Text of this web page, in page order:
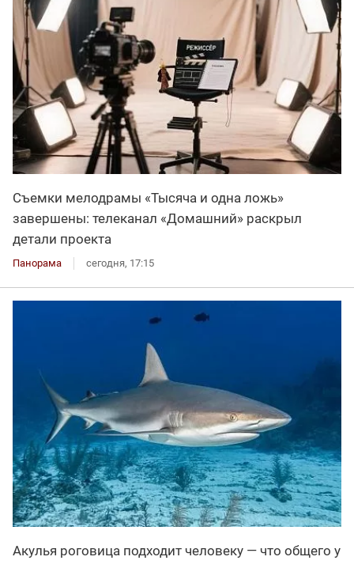
Съемки мелодрамы «Тысяча и одна ложь»
завершены: телеканал «Домашний» раскрыл
детали проекта
Панорама сегодня, 17:15
Акулья роговица подходит человеку — что общего у